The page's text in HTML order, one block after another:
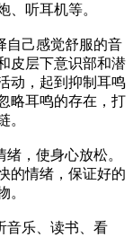
、听耳机等。
己感觉舒服的音
皮层下意识部和潜
动，起到抑制耳鸣
略耳鸣的存在，打
。
，使身心放松。
的情绪，保证好的
。
乐、读书、看